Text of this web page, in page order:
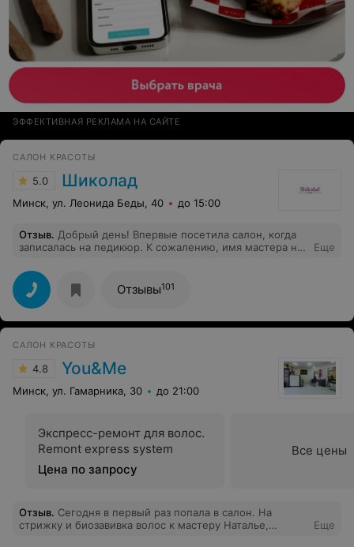
ЭФФЕКТИВНАЯ РЕКЛАМА НА САЙТЕ
САЛОН КРАСОТЫ
5.0 Шиколад
Минск, ул. Леонида Беды, 40 до 15:00
Отзыв. Добрый день! Впервые посетила салон, когда
записалась на педикюр. К сожалению, имя мастера не
выше, чем в парикмахерских, но и уровень совсем
другой. Хорошие и аккуратные мастера, дорогая
косметика и инструменты. Не жалею потраченных
средств, а время пролетело так быстро и легко, что
хочется возвращаться туда снова и снова.
которая первый раз помогала выборами мастера, и
вторая, которая встречала.
Еще
Отзывы101
САЛОН КРАСОТЫ
4.8 You&Me
Минск, ул. Гамарника, 30 до 21:00
Экспресс-ремонт для волос.
Remont express system
Цена по запросу
Все цены
Отзыв. Сегодня в первый раз попала в салон. На
стрижку и биозавивка волос к мастеру Наталье,
Еще